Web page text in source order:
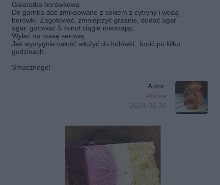
Galaretka borówkowa
Do garnka dać zmiksowane z sokiem z cytryny i wodą
borówki. Zagotować, zmniejszyć grzanie, dodać agar
agar, gotować 5 minut ciągle mieszając.
Wylać na masę serową.
Jak wystygnie całość włożyć do lodówki, kroić po kilku
godzinach.
Smacznego!
Autor:
ekkore
2024-06-30